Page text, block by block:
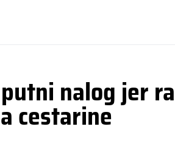
nalog jer
cestarine